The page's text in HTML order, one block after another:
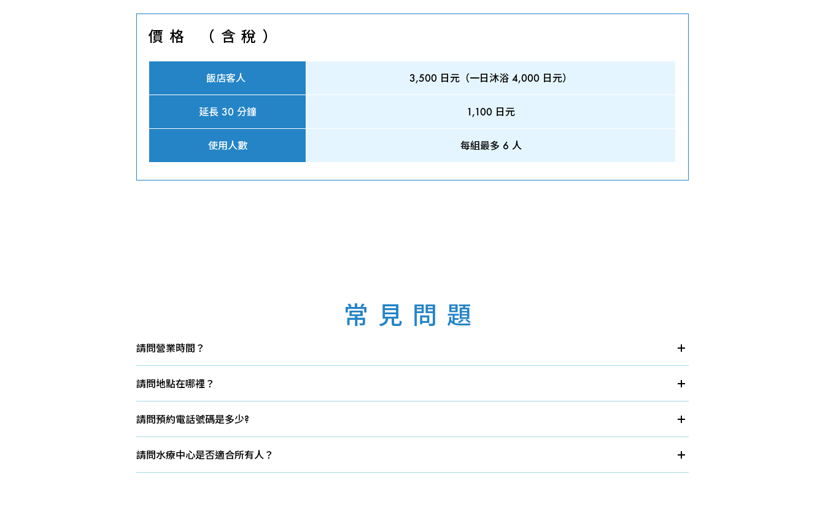
價格 （含稅）
飯店客人 3,500 日元（一日沐浴 4,000 日元）
延長 30 分鐘 1,100 日元
使用人數 每組最多 6 人
常見問題
請問營業時間？
開放時間： 全年無休
關閉： 視飯店關閉情況而定
請問地點在哪裡？
全日空高原皇冠假日飯店（本館1樓）
請問預約電話號碼是多少?
請聯繫飯店預約中心（0195-73-5010）。（服務時間：9:00～18:00）
請問水療中心是否適合所有人？
患有慢性疾病、惡性腫瘤、呼吸衰竭或腎衰竭的人，請在使用前諮詢您的醫生